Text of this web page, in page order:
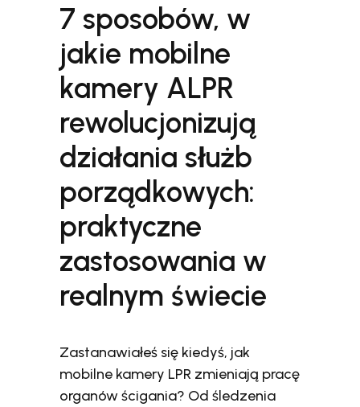
7 sposobów, w
jakie mobilne
kamery ALPR
rewolucjonizują
działania służb
porządkowych:
praktyczne
zastosowania w
realnym świecie
Zastanawiałeś się kiedyś, jak
mobilne kamery LPR zmieniają pracę
organów ścigania? Od śledzenia